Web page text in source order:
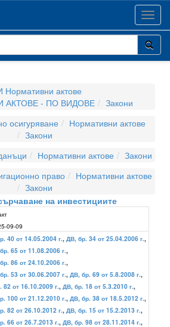
Нормативни актове
АКТОВЕ - ПО ВИДОВЕ
Закони
осигуряване
Нормативни актове
Закони
Нормативни актове
Закони
право
Нормативни актове
Закони
на инвестициите
09-09
40 от 14.05.2004 г., ДВ, бр. 34 от 25.04.2006 г.,
65 от 11.08.2006 г.,
86 от 24.10.2006 г.,
53 от 30.06.2007 г., ДВ, бр. 69 от 5.8.2008 г.,
82 от 16.10.2009 г., ДВ, бр. 18 от 5.3.2010 г.,
100 от 21.12.2010 г., ДВ, бр. 38 от 18.5.2012 г.,
82 от 26.10.2012 г., ДВ, бр. 15 от 15.2.2013 г.,
66 от 26.7.2013 г., ДВ, бр. 98 от 28.11.2014 г.,